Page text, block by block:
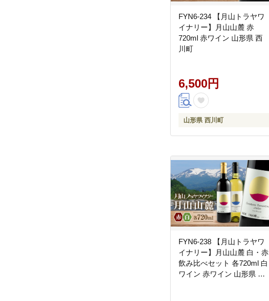
FYN6-234 【月山トラヤワ
イナリー】月山山麓 赤
720ml 赤ワイン 山形県 西
川町
6,500円
山形県 西川町
FYN6-238 【月山トラヤワ
イナリー】月山山麓 白・赤
飲み比べセット 各720ml 白
ワイン 赤ワイン 山形県 西